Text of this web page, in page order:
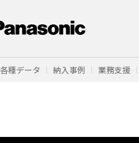
各種データ 納入事例 業務支援